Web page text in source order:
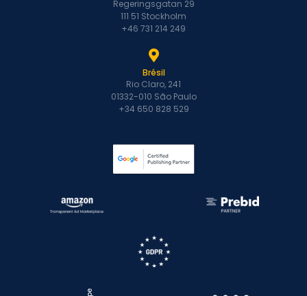
Regeringsgatan 29
111 51 Stockholm
+46 731 214 249
Brésil
Rio Claro, 241
01332-010 São Paulo
+34 650 828 529